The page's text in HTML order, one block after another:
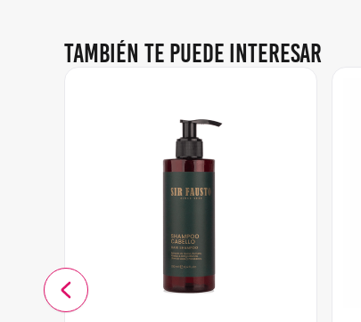
También te puede interesar